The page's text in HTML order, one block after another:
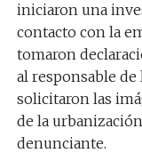
iniciaron una
contacto con la
tomaron
al responsable de
solicitaron las
de la
denunciante.